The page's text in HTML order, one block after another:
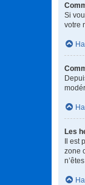
Si
votre
Les
Il est
zone